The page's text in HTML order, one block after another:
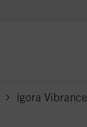
Igora Vibrance
current page